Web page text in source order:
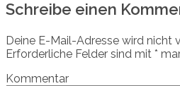
Schreibe einen
Deine E-Mail-Adresse wird nicht
Erforderliche Felder sind mit *
Kommentar